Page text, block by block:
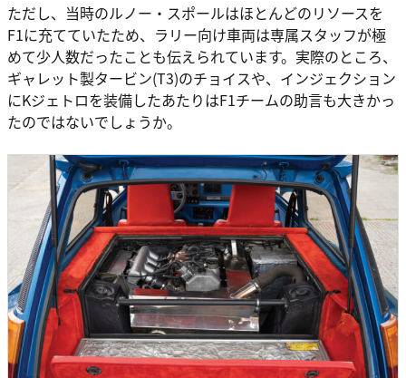
ただし、当時のルノー・スポールはほとんどのリソースを
F1に充てていたため、ラリー向け車両は専属スタッフが極
めて少人数だったことも伝えられています。実際のところ、
ギャレット製タービン(T3)のチョイスや、インジェクション
にKジェトロを装備したあたりはF1チームの助言も大きかっ
たのではないでしょうか。